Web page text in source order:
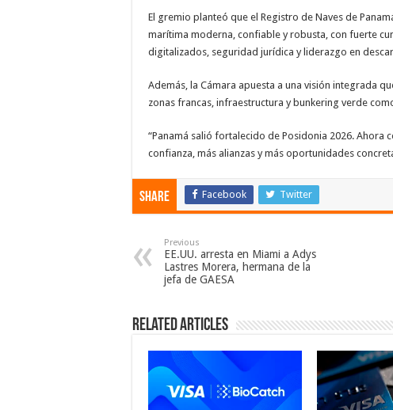
El gremio planteó que el Registro de Naves de
marítima moderna, confiable y robusta, con fuerte
digitalizados, seguridad jurídica y liderazgo en
Además, la Cámara apuesta a una visión integrada
zonas francas, infraestructura y bunkering verde
“Panamá salió fortalecido de Posidonia 2026.
confianza, más alianzas y más oportunidades
Share Facebook Twitter
Previous
EE.UU. arresta en Miami a Adys
Lastres Morera, hermana de la
jefa de GAESA
Related Articles